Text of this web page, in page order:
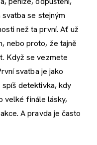
se stejným
než ta první. Ať už
nebo proto, že tajně
Když se vezmete
svatba je jako
spíš detektivka, kdy
velké finále lásky,
A pravda je často